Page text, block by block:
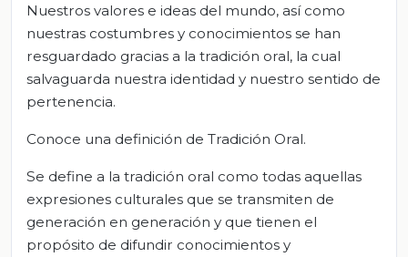
Nuestros valores e ideas del mundo, así como
nuestras costumbres y conocimientos se han
resguardado gracias a la tradición oral, la cual
salvaguarda nuestra identidad y nuestro sentido de
pertenencia.
Conoce una definición de Tradición Oral.
Se define a la tradición oral como todas aquellas
expresiones culturales que se transmiten de
generación en generación y que tienen el
propósito de difundir conocimientos y